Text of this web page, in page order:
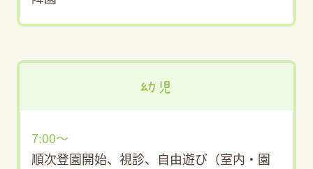
幼児
7:00〜
順次登園開始、視診、自由遊び（室内・園